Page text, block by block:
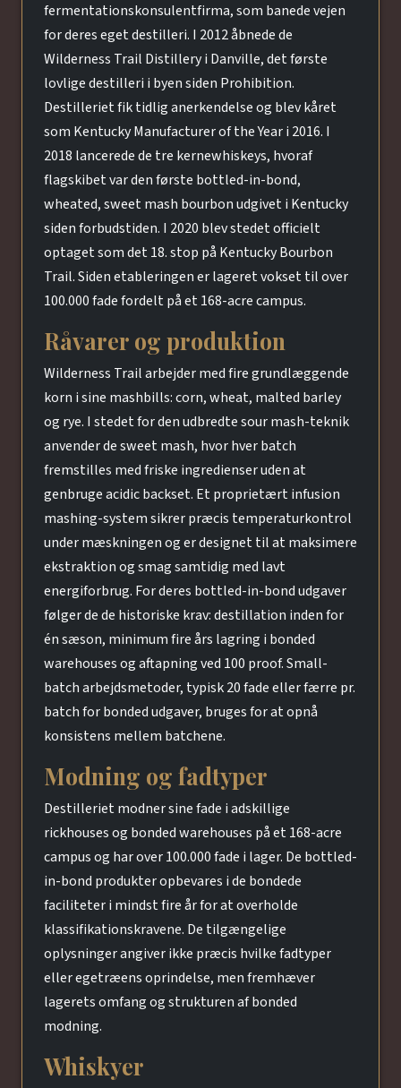
fermentationskonsulentfirma, som banede vejen
for deres eget destilleri. I 2012 åbnede de
Wilderness Trail Distillery i Danville, det første
lovlige destilleri i byen siden Prohibition.
Destilleriet fik tidlig anerkendelse og blev kåret
som Kentucky Manufacturer of the Year i 2016. I
2018 lancerede de tre kernewhiskeys, hvoraf
flagskibet var den første bottled-in-bond,
wheated, sweet mash bourbon udgivet i Kentucky
siden forbudstiden. I 2020 blev stedet officielt
optaget som det 18. stop på Kentucky Bourbon
Trail. Siden etableringen er lageret vokset til over
100.000 fade fordelt på et 168-acre campus.
Råvarer og produktion
Wilderness Trail arbejder med fire grundlæggende
korn i sine mashbills: corn, wheat, malted barley
og rye. I stedet for den udbredte sour mash-teknik
anvender de sweet mash, hvor hver batch
fremstilles med friske ingredienser uden at
genbruge acidic backset. Et proprietært infusion
mashing-system sikrer præcis temperaturkontrol
under mæskningen og er designet til at maksimere
ekstraktion og smag samtidig med lavt
energiforbrug. For deres bottled-in-bond udgaver
følger de de historiske krav: destillation inden for
én sæson, minimum fire års lagring i bonded
warehouses og aftapning ved 100 proof. Small-
batch arbejdsmetoder, typisk 20 fade eller færre pr.
batch for bonded udgaver, bruges for at opnå
konsistens mellem batchene.
Modning og fadtyper
Destilleriet modner sine fade i adskillige
rickhouses og bonded warehouses på et 168-acre
campus og har over 100.000 fade i lager. De bottled-
in-bond produkter opbevares i de bondede
faciliteter i mindst fire år for at overholde
klassifikationskravene. De tilgængelige
oplysninger angiver ikke præcis hvilke fadtyper
eller egetræens oprindelse, men fremhæver
lagerets omfang og strukturen af bonded
modning.
Whiskyer